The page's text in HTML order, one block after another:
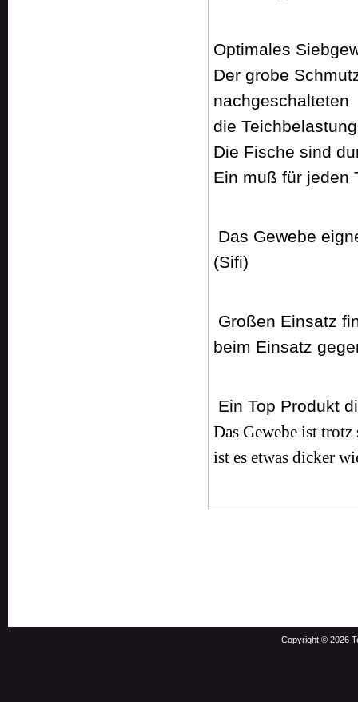
Optimales
Der grobe
nachgeschalteten
die
Die Fische sind
Ein muß für jeden
Das Gewebe
(Sifi)
Großen Einsatz
beim Einsatz
Ein Top Produkt
Das Gewebe ist
ist es etwas dicker
Copyright © 2026